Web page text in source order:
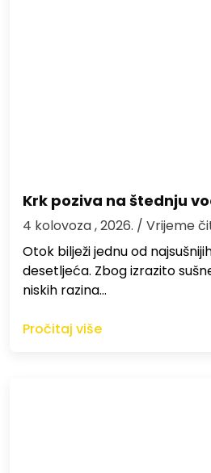
Krk poziva na štednju
4 kolovoza , 2026. / Vrijeme
Otok bilježi jednu od
desetljeća. Zbog izrazito
niskih razina…
Pročitaj više